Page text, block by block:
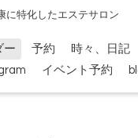
に特化したエステサロン
ー 予約 時々、日記
イベント予約